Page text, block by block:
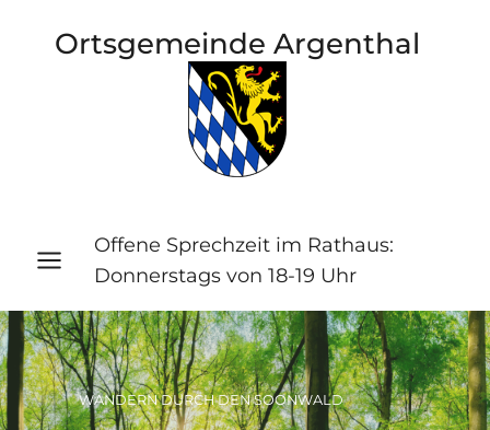
Ortsgemeinde Argenthal
Offene Sprechzeit im Rathaus:
Donnerstags von 18-19 Uhr
WANDERN DURCH DEN SOONWALD